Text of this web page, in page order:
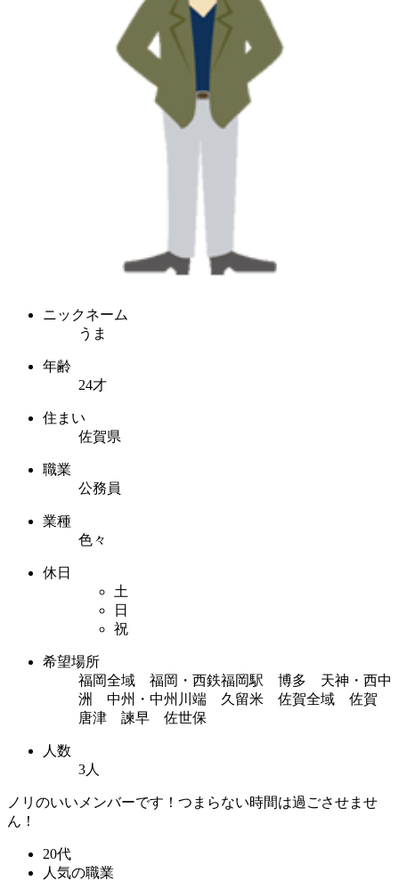
ニックネーム
うま
年齢
24才
住まい
佐賀県
職業
公務員
業種
色々
休日
土
日
祝
希望場所
福岡全域 福岡・西鉄福岡駅 博多 天神・西中
洲 中州・中州川端 久留米 佐賀全域 佐賀
唐津 諫早 佐世保
人数
3人
ノリのいいメンバーです！つまらない時間は過ごさせませ
ん！
20代
人気の職業